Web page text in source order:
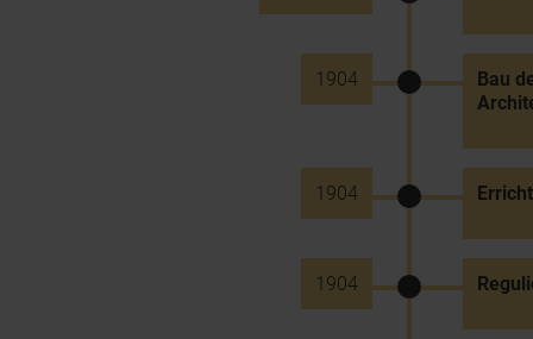
1904
Bau
1904
1904